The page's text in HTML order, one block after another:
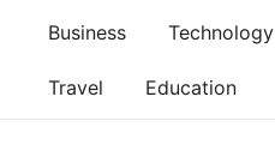
content
Business Technology
Travel Education